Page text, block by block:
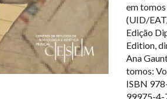
em
(UID/
Edição
Edition,
Ana
tomos:
ISBN
99975-4-